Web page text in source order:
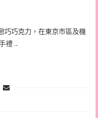
巧巧克力，在東京市區及機
禮 …